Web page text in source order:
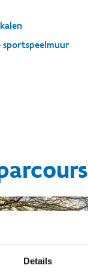
Details
sportspeelmuur